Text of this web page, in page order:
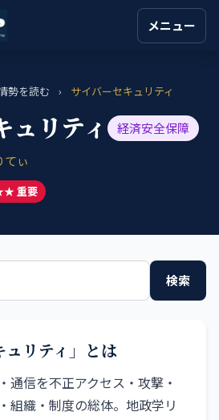
メニュー
勢を読む › サイバーセキュリティ
ュリティ
経済安全保障
てぃ
重要
検索
ュリティ」とは
通信を不正アクセス・攻撃・
組織・制度の総体。地政学リ